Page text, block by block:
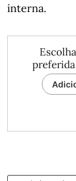
interna.